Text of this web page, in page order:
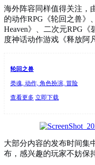
海外阵容同样值得关注，
的动作RPG《轮回之兽》
Heaven》、二次元RPG
度神话动作游戏《释放阿
轮回之兽
类魂, 动作, 角色扮演, 冒险
查看更多 立即下载
大部分内容的发布时间集
布，感兴趣的玩家不妨保